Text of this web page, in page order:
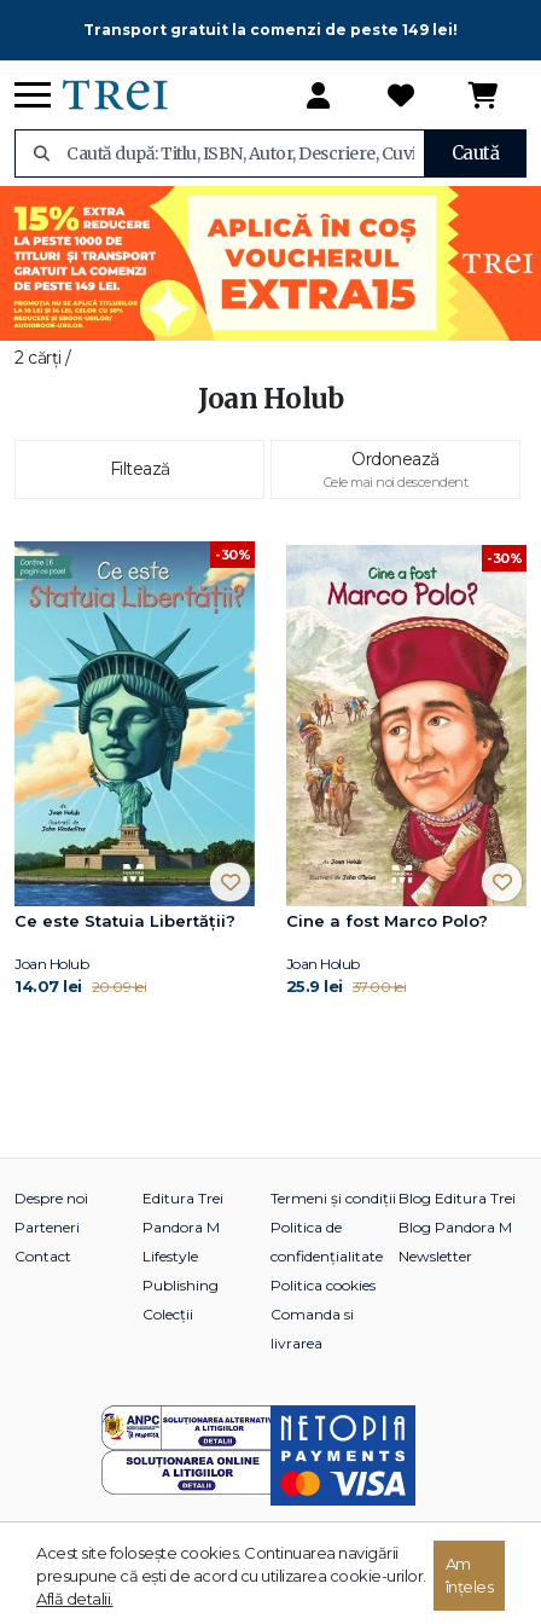
Transport gratuit la comenzi de peste 149 lei!
Caută
2 cărți /
Joan Holub
Filtează Ordonează
Cele mai noi descendent
-30%
Ce este Statuia Libertății?
Joan Holub
14.07 lei 20.09 lei
-30%
Cine a fost Marco Polo?
Joan Holub
25.9 lei 37.00 lei
Despre noi
Parteneri
Contact
Editura Trei
Pandora M
Lifestyle
Publishing
Colecții
Termeni și condiții
Politica de
confidențialitate
Politica cookies
Comanda si
livrarea
Blog Editura Trei
Blog Pandora M
Newsletter
© 2026 Grupul Editorial TREI. Toate drepturile rezervate.
Acest site foloseşte cookies. Continuarea navigării
presupune că eşti de acord cu utilizarea cookie-urilor.
Află detalii.
Am
înțeles